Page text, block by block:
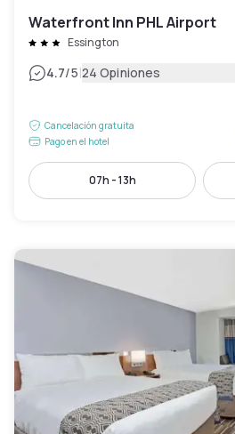
Waterfront Inn PHL Airport
Essington
4.7/5|24 Opiniones
Cancelación gratuita
Pago en el hotel
07h - 13h